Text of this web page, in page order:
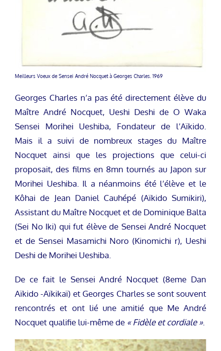
Meilleurs Voeux de Sensei André Nocquet à Georges Charles. 1969
Georges Charles n’a pas été directement élève du
Maître André Nocquet, Ueshi Deshi de O Waka
Sensei Morihei Ueshiba, Fondateur de l’Aïkido.
Mais il a suivi de nombreux stages du Maître
Nocquet ainsi que les projections que celui-ci
proposait, des films en 8mn tournés au Japon sur
Morihei Ueshiba. Il a néanmoins été l’élève et le
Kôhai de Jean Daniel Cauhépé (Aïkido Sumikiri),
Assistant du Maître Nocquet et de Dominique Balta
(Sei No Iki) qui fut élève de Sensei André Nocquet
et de Sensei Masamichi Noro (Kinomichi r), Ueshi
Deshi de Morihei Ueshiba.
De ce fait le Sensei André Nocquet (8eme Dan
Aïkido -Aïkikaï) et Georges Charles se sont souvent
rencontrés et ont lié une amitié que Me André
Nocquet qualifie lui-même de « Fidèle et cordiale ».